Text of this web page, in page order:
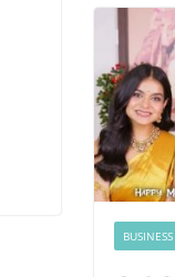
BUSINESS